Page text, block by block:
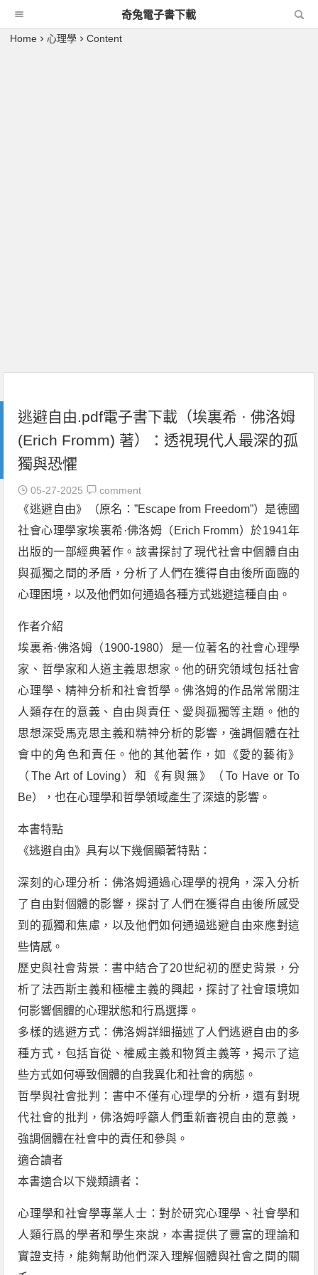
奇兔電子書下載
Home 心理學 Content
逃避自由.pdf電子書下載（埃裏希 · 佛洛姆
(Erich Fromm) 著）：透視現代人最深的孤
獨與恐懼
05-27-2025 comment
《逃避自由》（原名：”Escape from Freedom”）是德國
社會心理學家埃裏希·佛洛姆（Erich Fromm）於1941年
出版的一部經典著作。該書探討了現代社會中個體自由
與孤獨之間的矛盾，分析了人們在獲得自由後所面臨的
心理困境，以及他們如何通過各種方式逃避這種自由。
作者介紹
埃裏希·佛洛姆（1900-1980）是一位著名的社會心理學
家、哲學家和人道主義思想家。他的研究領域包括社會
心理學、精神分析和社會哲學。佛洛姆的作品常常關注
人類存在的意義、自由與責任、愛與孤獨等主題。他的
思想深受馬克思主義和精神分析的影響，強調個體在社
會中的角色和責任。他的其他著作，如《愛的藝術》
（The Art of Loving）和《有與無》（To Have or To
Be），也在心理學和哲學領域產生了深遠的影響。
本書特點
《逃避自由》具有以下幾個顯著特點：
深刻的心理分析：佛洛姆通過心理學的視角，深入分析
了自由對個體的影響，探討了人們在獲得自由後所感受
到的孤獨和焦慮，以及他們如何通過逃避自由來應對這
些情感。
歷史與社會背景：書中結合了20世紀初的歷史背景，分
析了法西斯主義和極權主義的興起，探討了社會環境如
何影響個體的心理狀態和行爲選擇。
多樣的逃避方式：佛洛姆詳細描述了人們逃避自由的多
種方式，包括盲從、權威主義和物質主義等，揭示了這
些方式如何導致個體的自我異化和社會的病態。
哲學與社會批判：書中不僅有心理學的分析，還有對現
代社會的批判，佛洛姆呼籲人們重新審視自由的意義，
強調個體在社會中的責任和參與。
適合讀者
本書適合以下幾類讀者：
心理學和社會學專業人士：對於研究心理學、社會學和
人類行爲的學者和學生來說，本書提供了豐富的理論和
實證支持，能夠幫助他們深入理解個體與社會之間的關